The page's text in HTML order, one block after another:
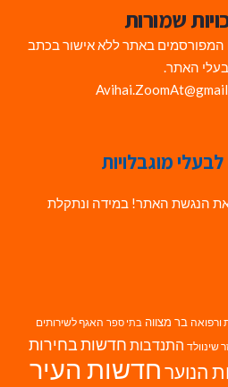
שמורות
המפורסמים באתר ללא אישור בכתב
האתר.
מוגבלויות
הנגשת האתר! במידה ונתקלת
ורפואה בר מצווה בתי ספר האגף לשירותים
שינוולד התנדבות חדשות בחירות
הנוערחדשות העיר